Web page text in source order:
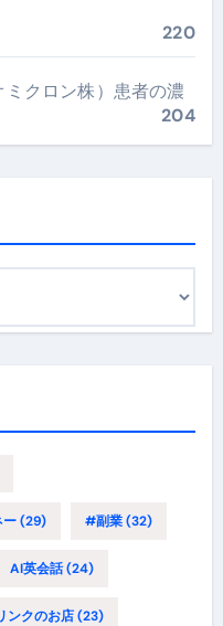
220
クロン株）患者の濃
204
(29) #副業(32)
AI英会話(24)
ンクのお店(23)